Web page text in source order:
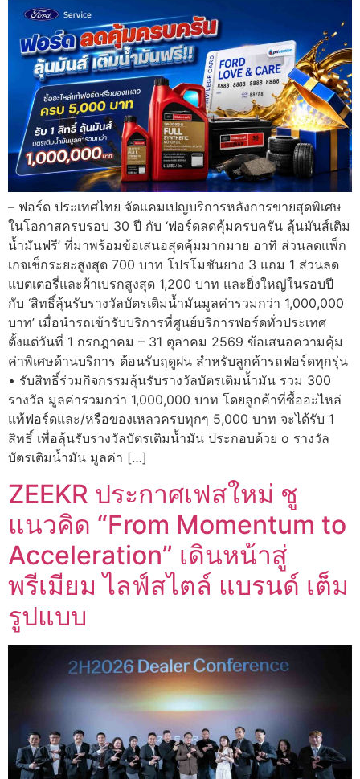
– ฟอร์ด ประเทศไทย จัดแคมเปญบริการหลังการขายสุดพิเศษ
ในโอกาสครบรอบ 30 ปี กับ ‘ฟอร์ดลดคุ้มครบครัน ลุ้นมันส์เติม
น้ำมันฟรี’ ที่มาพร้อมข้อเสนอสุดคุ้มมากมาย อาทิ ส่วนลดแพ็ก
เกจเช็กระยะสูงสุด 700 บาท โปรโมชันยาง 3 แถม 1 ส่วนลด
แบตเตอรี่และผ้าเบรกสูงสุด 1,200 บาท และยิ่งใหญ่ในรอบปี
กับ ‘สิทธิ์ลุ้นรับรางวัลบัตรเติมน้ำมันมูลค่ารวมกว่า 1,000,000
บาท’ เมื่อนำรถเข้ารับบริการที่ศูนย์บริการฟอร์ดทั่วประเทศ
ตั้งแต่วันที่ 1 กรกฎาคม – 31 ตุลาคม 2569 ข้อเสนอความคุ้ม
ค่าพิเศษด้านบริการ ต้อนรับฤดูฝน สำหรับลูกค้ารถฟอร์ดทุกรุ่น
• รับสิทธิ์ร่วมกิจกรรมลุ้นรับรางวัลบัตรเติมน้ำมัน รวม 300
รางวัล มูลค่ารวมกว่า 1,000,000 บาท โดยลูกค้าที่ซื้ออะไหล่
แท้ฟอร์ดและ/หรือของเหลวครบทุกๆ 5,000 บาท จะได้รับ 1
สิทธิ์ เพื่อลุ้นรับรางวัลบัตรเติมน้ำมัน ประกอบด้วย o รางวัล
บัตรเติมน้ำมัน มูลค่า […]
ZEEKR ประกาศเฟสใหม่ ชู
แนวคิด “From Momentum to
Acceleration” เดินหน้าสู่
พรีเมียม ไลฟ์สไตล์ แบรนด์ เต็ม
รูปแบบ